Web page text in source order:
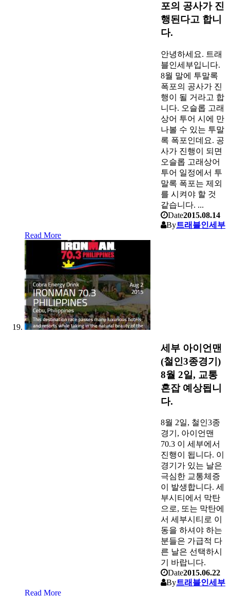
포의 공사가 진
행된다고 합니
다.
안녕하세요. 트래
블인세부입니다.
8월 말에 투말록
폭포의 공사가 진
행이 될 거라고 합
니다. 오슬롭 고래
상어 투어 시에 만
나볼 수 있는 투말
록 폭포인데요. 공
사가 진행이 되면
오슬롭 고래상어
투어 일정에서 투
말록 폭포는 제외
를 시켜야 할 것
같습니다. ...
Date2015.08.14
By트래블인세부
Read More
세부 아이언맨
(철인3종경기)
8월 2일, 교통
혼잡 예상됩니
다.
8월 2일, 철인3종
경기, 아이언맨
70.3 이 세부에서
진행이 됩니다. 이
경기가 있는 날은
극심한 교통체증
이 발생합니다. 세
부시티에서 막탄
으로, 또는 막탄에
서 세부시티로 이
동을 하셔야 하는
분들은 가급적 다
른 날은 선택하시
기 바랍니다.
Date2015.06.22
By트래블인세부
Read More